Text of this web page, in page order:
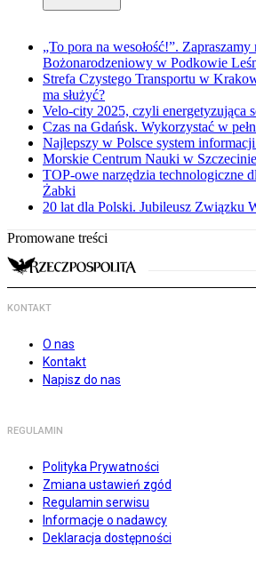
„To pora na wesołość!”. Zapraszamy
Bożonarodzeniowy w Podkowie
Strefa Czystego Transportu w
ma służyć?
Velo-city 2025, czyli energetyzująca
Czas na Gdańsk. Wykorzystać w
Najlepszy w Polsce system informacji
Morskie Centrum Nauki w
TOP-owe narzędzia technologiczne
Żabki
20 lat dla Polski. Jubileusz Związku
Promowane treści
KONTAKT
O nas
Kontakt
Napisz do nas
REGULAMIN
Polityka Prywatności
Zmiana ustawień zgód
Regulamin serwisu
Informacje o nadawcy
Deklaracja dostępności